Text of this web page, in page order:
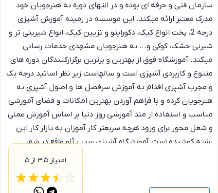
سازمان فنی و حرفه ای بوده و در انتهای دوره به هنرجویان خود
مدرک معتبر ارائه میکند. این موسسه در زمینه آموزش آشپزی
درجه 2، پخت انواع کیک، دکورایتو و تزیین کیک، انواع شیرینی تر و
شیرنی خشک، کوکی و... به هنرجویان مشهدی خدمات رسانی
میکند. آموزشگاه فوق از بهترین و برترین برگزارکنندگان دوره های
متنوع و کاربردی آشپزی است و سالهاست زیر نظر اساتید درجه یک
و مجرب آشپزی اقدام به آموزش سرفصل ها و اصول آشپزی به
هنرجویان کرده و با فراهم آوردن بهترین امکانات و فضای آموزشی
مناسب و استفاده از متد آموزشی روز دنیا بر اساس آموزش عملی
و شغل محور برای ورود هرچه سریعتر کار آموزان به بازار کار این
رشته کوشیده است.آموزشگاه آشپزی سیب آلو واقع در شهر
امتیاز۳.۵ از ۵
☆
★☆
★☆
★☆
★☆
★